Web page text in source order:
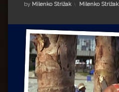
Impressum
Milenko Strižak
Drugi autori
Drugi autori
Matea Andrić
Ljiljana Lekanić-Kljaić
by Milenko Strižak Kategorije:
Milenko Strižak